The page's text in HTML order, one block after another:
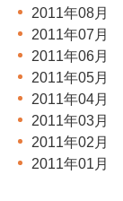
2011年08月
2011年07月
2011年06月
2011年05月
2011年04月
2011年03月
2011年02月
2011年01月